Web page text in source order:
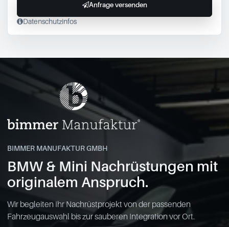
Datenschutzinfos
Anfrage versenden
BIMMER MANUFAKTUR GMBH
BMW & Mini Nachrüstungen mit
originalem Anspruch.
Wir begleiten Ihr Nachrüstprojekt von der passenden
Fahrzeugauswahl bis zur sauberen Integration vor Ort.